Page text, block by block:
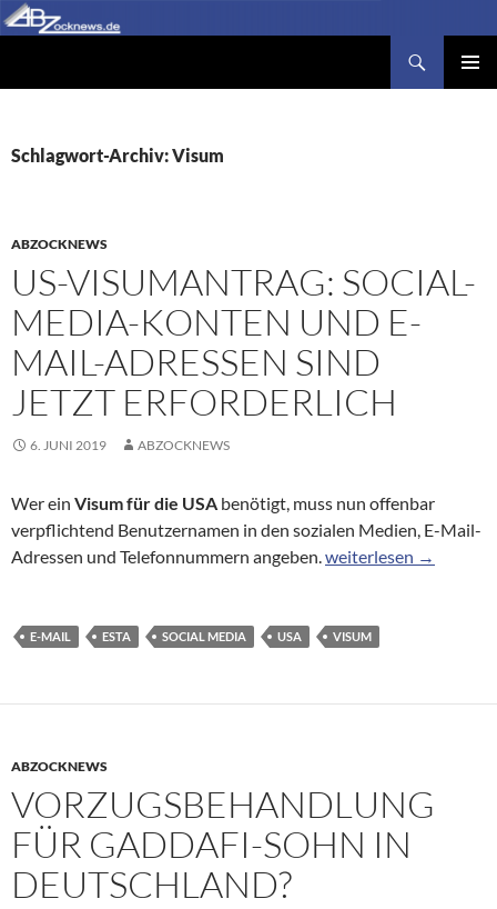
Zum
Inhalt
Schlagwort-Archiv: Visum
ABZOCKNEWS
US-VISUMANTRAG: SOCIAL-
MEDIA-KONTEN UND E-
MAIL-ADRESSEN SIND
JETZT ERFORDERLICH
6. JUNI 2019 ABZOCKNEWS
Wer ein Visum für die USA benötigt, muss nun offenbar
verpflichtend Benutzernamen in den sozialen Medien, E-Mail-
Adressen und Telefonnummern angeben.US-Visumantrag:
weiterlesen →
E-MAIL ESTA SOCIAL MEDIA USA VISUM
ABZOCKNEWS
VORZUGSBEHANDLUNG
FÜR GADDAFI-SOHN IN
DEUTSCHLAND?